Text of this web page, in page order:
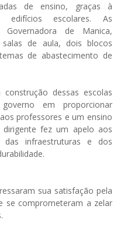
de ensino, graças à
escolares. As
Governadora de Manica,
de aula, dois blocos
de abastecimento de
dessas escolas
em proporcionar
professores e um ensino
fez um apelo aos
das infraestruturas e dos
sua satisfação pela
se comprometeram a zelar